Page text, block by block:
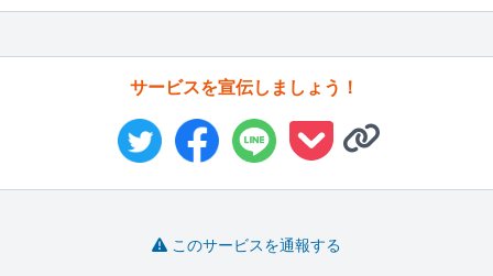
サービスを宣伝しましょう！
このサービスを通報する